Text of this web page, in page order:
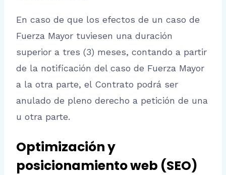
En caso de que los efectos de un caso de
Fuerza Mayor tuviesen una duración
superior a tres (3) meses, contando a partir
de la notificación del caso de Fuerza Mayor
a la otra parte, el Contrato podrá ser
anulado de pleno derecho a petición de una
u otra parte.
Optimización y
posicionamiento web (SEO)